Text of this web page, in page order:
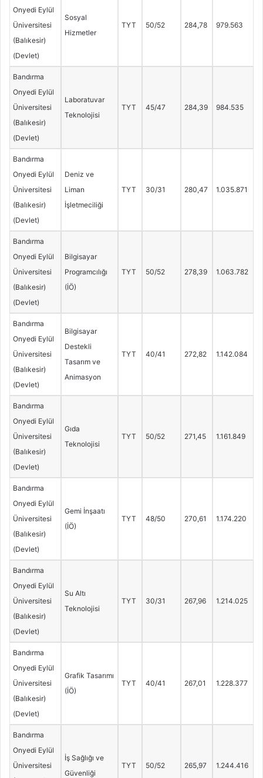
Onyedi Eylül
Üniversitesi
(Balıkesir)
(Devlet)
Sosyal
Hizmetler
TYT 50/52 284,78 979.563
Bandırma
Onyedi Eylül
Üniversitesi
(Balıkesir)
(Devlet)
Laboratuvar
Teknolojisi
TYT 45/47 284,39 984.535
Bandırma
Onyedi Eylül
Üniversitesi
(Balıkesir)
(Devlet)
Deniz ve
Liman
İşletmeciliği
TYT 30/31 280,47 1.035.871
Bandırma
Onyedi Eylül
Üniversitesi
(Balıkesir)
(Devlet)
Bilgisayar
Programcılığı
(İÖ)
TYT 50/52 278,39 1.063.782
Bandırma
Onyedi Eylül
Üniversitesi
(Balıkesir)
(Devlet)
Bilgisayar
Destekli
Tasarım ve
Animasyon
TYT 40/41 272,82 1.142.084
Bandırma
Onyedi Eylül
Üniversitesi
(Balıkesir)
(Devlet)
Gıda
Teknolojisi
TYT 50/52 271,45 1.161.849
Bandırma
Onyedi Eylül
Üniversitesi
(Balıkesir)
(Devlet)
Gemi İnşaatı
(İÖ)
TYT 48/50 270,61 1.174.220
Bandırma
Onyedi Eylül
Üniversitesi
(Balıkesir)
(Devlet)
Su Altı
Teknolojisi
TYT 30/31 267,96 1.214.025
Bandırma
Onyedi Eylül
Üniversitesi
(Balıkesir)
(Devlet)
Grafik Tasarımı
(İÖ)
TYT 40/41 267,01 1.228.377
Bandırma
Onyedi Eylül
Üniversitesi
İş Sağlığı ve
Güvenliği
TYT 50/52 265,97 1.244.416